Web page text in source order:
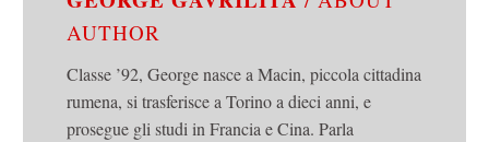
AUTHOR
Classe ’92, George nasce a Macin, piccola cittadina
rumena, si trasferisce a Torino a dieci anni, e
prosegue gli studi in Francia e Cina. Parla